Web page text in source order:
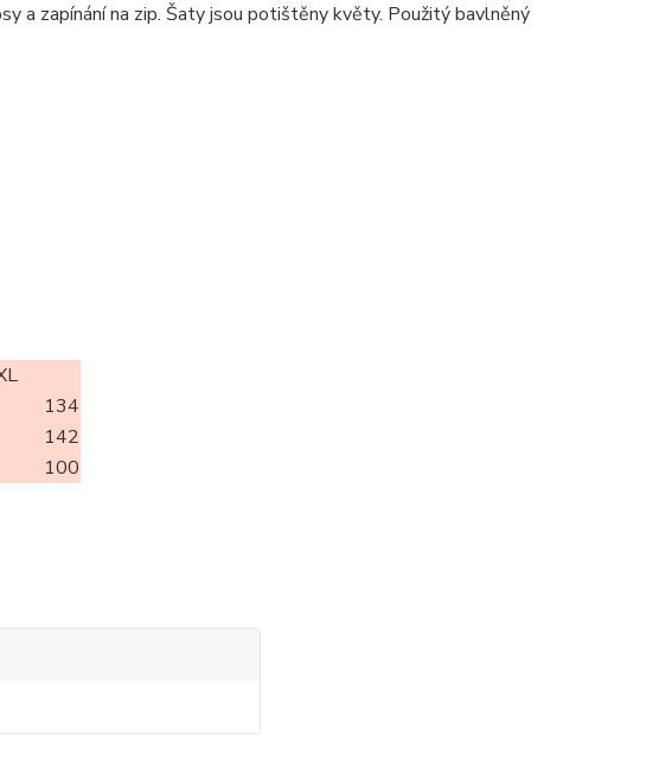
a zapínání na zip. Šaty jsou potištěny květy. Použitý bavlněný
134
142
100